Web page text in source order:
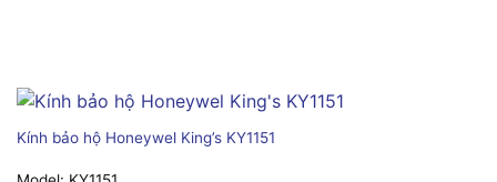
Kính bảo hộ Honeywel King’s KY1151